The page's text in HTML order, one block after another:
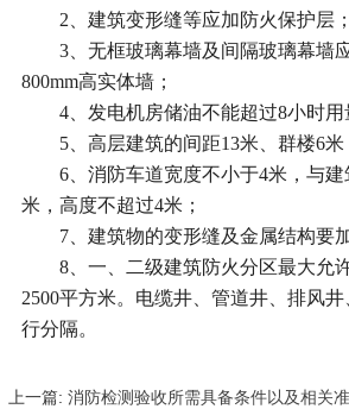
2、建筑变形缝等应加防火保护层；
3、无框玻璃幕墙及间隔玻璃幕墙
800mm高实体墙；
4、发电机房储油不能超过8小时用
5、高层建筑的间距13米、群楼6米
6、消防车道宽度不小于4米，与建
米，高度不超过4米；
7、建筑物的变形缝及金属结构要加
8、一、二级建筑防火分区最大允
2500平方米。电缆井、管道井、排风
行分隔。
上一篇: 消防检测验收所需具备条件以及相关